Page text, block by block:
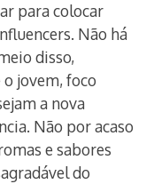
para colocar
Não há
disso,
o jovem, foco
a nova
Não por acaso
e sabores
do